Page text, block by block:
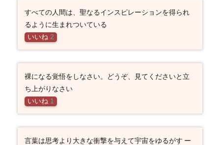
すべての人間は、聖なるインスピレーションを得られ
るように生まれついている
いいね 2
裸になる覚悟をしなさい。どうぞ、見てくださいと立
ち上がりなさい
いいね 1
言葉は思考より大きな衝撃を与えて宇宙をゆるがす ー